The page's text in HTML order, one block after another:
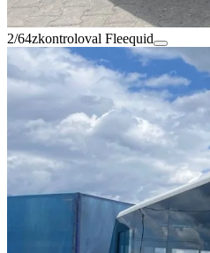
2/64zkontroloval Fleequid